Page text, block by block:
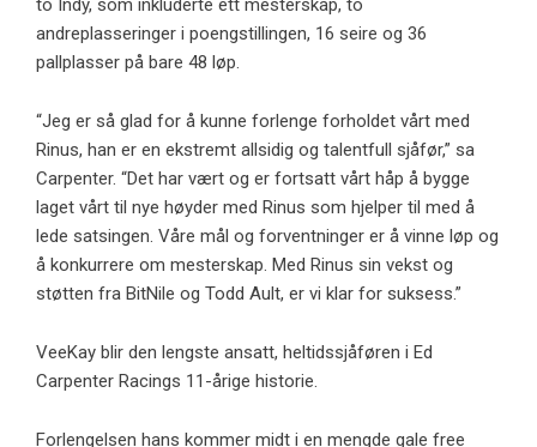
to Indy, som inkluderte ett mesterskap, to
andreplasseringer i poengstillingen, 16 seire og 36
pallplasser på bare 48 løp.
“Jeg er så glad for å kunne forlenge forholdet vårt med
Rinus, han er en ekstremt allsidig og talentfull sjåfør,” sa
Carpenter. “Det har vært og er fortsatt vårt håp å bygge
laget vårt til nye høyder med Rinus som hjelper til med å
lede satsingen. Våre mål og forventninger er å vinne løp og
å konkurrere om mesterskap. Med Rinus sin vekst og
støtten fra BitNile og Todd Ault, er vi klar for suksess.”
VeeKay blir den lengste ansatt, heltidssjåføren i Ed
Carpenter Racings 11-årige historie.
Forlengelsen hans kommer midt i en mengde gale free